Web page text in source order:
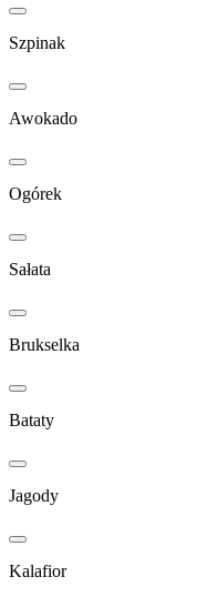
Szpinak
Awokado
Ogórek
Sałata
Brukselka
Bataty
Jagody
Kalafior